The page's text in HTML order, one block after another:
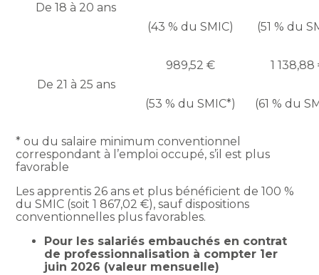
De 18 à 20 ans
(43 % du SMIC) (51 % du
De 21 à 25 ans
989,52 € 1 138,88
(53 % du SMIC*) (61 % du
* ou du salaire minimum conventionnel
correspondant à l’emploi occupé, s’il est plus
favorable
Les apprentis 26 ans et plus bénéficient de 100 %
du SMIC (soit 1 867,02 €), sauf dispositions
conventionnelles plus favorables.
Pour les salariés embauchés en contrat
de professionnalisation à compter 1er
juin 2026 (valeur mensuelle)